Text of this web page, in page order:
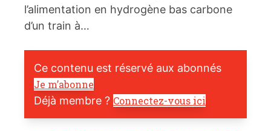
l’alimentation en hydrogène bas carbone
d’un train à…
Ce contenu est réservé aux abonnés
Je m’abonne
Déjà membre ? Connectez-vous ici